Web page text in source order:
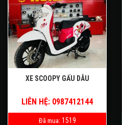
XE SCOOPY GẤU DÂU
LIÊN HỆ: 0987412144
Đã mua: 1519